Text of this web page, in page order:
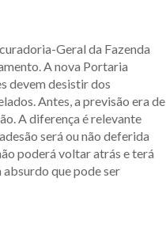
Geral da Fazenda
A nova Portaria
devem desistir dos
Antes, a previsão era de
A diferença é relevante
será ou não deferida
poderá voltar atrás e terá
que pode ser